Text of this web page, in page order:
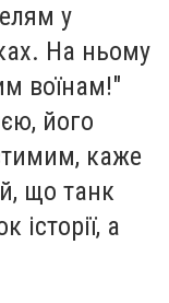
у
На ньому
воїнам!"
його
каже
що танк
історії, а